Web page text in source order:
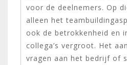
voor de deelnemers. Op
alleen het
ook de betrokkenheid en
collega’s vergroot. Het
vragen aan het bedrijf of